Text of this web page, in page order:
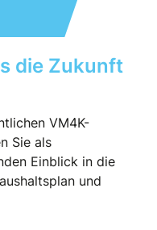
die Zukunft
VM4K-
Sie als
Einblick in die
und